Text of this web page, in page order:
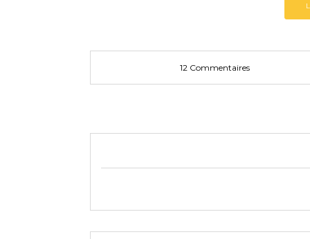
12 Commentaires